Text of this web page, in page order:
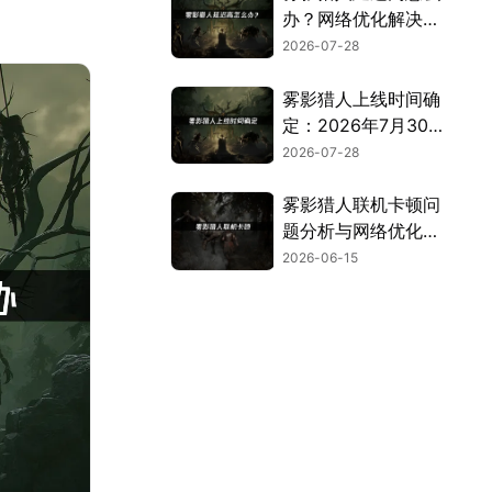
办？网络优化解决方
案！
2026-07-28
雾影猎人上线时间确
定：2026年7月30日
全平台首发！
2026-07-28
雾影猎人联机卡顿问
题分析与网络优化方
案！
2026-06-15